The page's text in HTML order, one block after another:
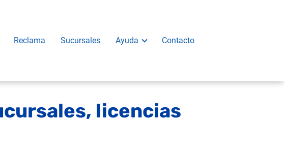
Reclama Sucursales Ayuda Contacto
licencias